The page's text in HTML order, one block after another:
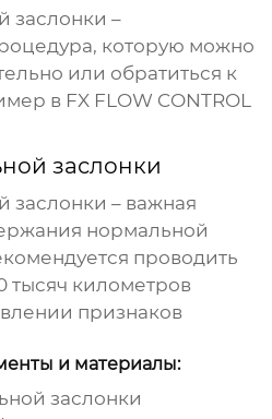
заслонки –
которую можно
или обратиться к
в FX FLOW CONTROL
заслонки
заслонки – важная
нормальной
проводить
тысяч километров
признаков
и материалы:
заслонки